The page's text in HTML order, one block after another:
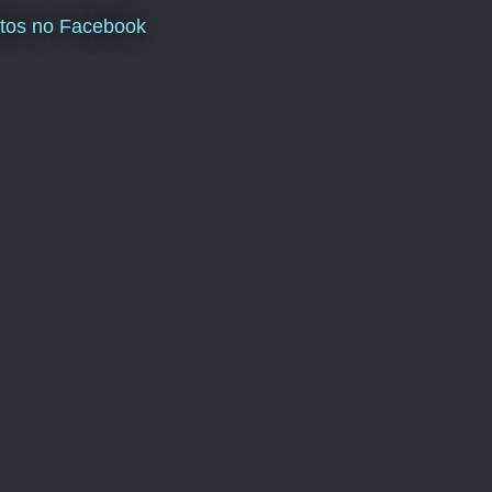
no Facebook